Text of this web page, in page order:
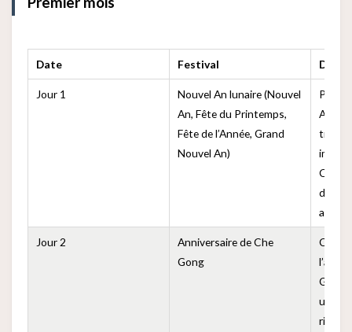
Date Festival
Jour 1
Nouvel An lunaire (Nouvel
An, Fête du Printemps,
Fête de l’Année, Grand
Nouvel An)
An
début
année
Jour 2
Anniversaire de Che
Gong
Gong
un